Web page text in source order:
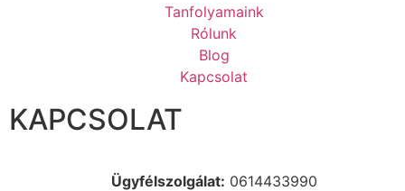
Tanfolyamaink
Rólunk
Blog
Kapcsolat
KAPCSOLAT
Ügyfélszolgálat: 0614433990